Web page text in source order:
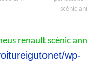
scénic
renault scénic
wp-